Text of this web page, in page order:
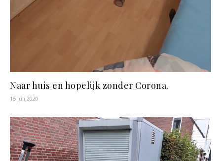
Naar huis en hopelijk zonder Corona.
15 juli 2020